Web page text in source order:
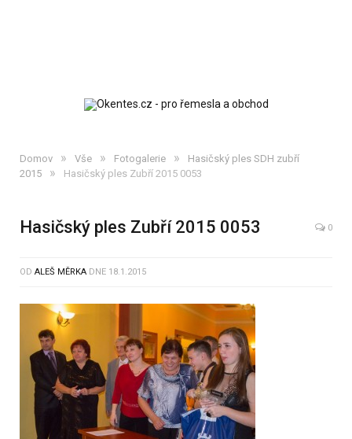
Domov » Vše » Fotogalerie »
Hasičský ples SDH zubří
2015
» Hasičský ples Zubří 2015 0053
Hasičský ples Zubří 2015 0053 0
OD ALEŠ MĚRKA DNE 18.1.2015